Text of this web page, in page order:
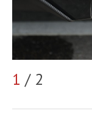
1 / 2